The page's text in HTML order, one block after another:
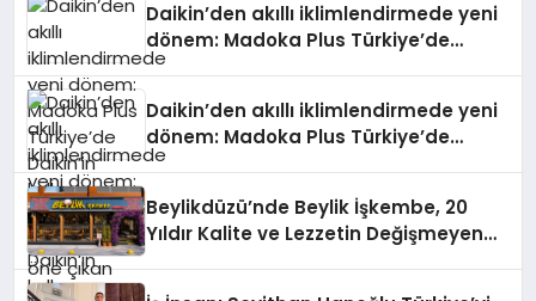
Daikin’den akıllı iklimlendirmede yeni
dönem: Madoka Plus Türkiye’de
Daikin’in kullanıcı dostu tasarımıyla
teknolojilerle donatılmış son modeli
VRV kontrol ünitesi Madoka Plus
Türkiye’de satışa sunuldu. Tam
dokunmatik ekranı, mobil uygulama
desteği ve akıllı sensör entegrasyonu
sayesinde iklimlendirme sistemlerinin
yönetimini daha kolay, konforlu ve
Daikin’den akıllı iklimlendirmede yeni
dönem: Madoka Plus Türkiye’de
Daikin’in kullanıcı dostu tasarımıyla
teknolojilerle donatılmış son modeli
VRV kontrol ünitesi Madoka Plus
Türkiye’de satışa sunuldu. Tam
dokunmatik ekranı, mobil uygulama
Beylikdüzü’nde Beylik İşkembe, 20
Yıldır Kalite ve Lezzetin Değişmeyen